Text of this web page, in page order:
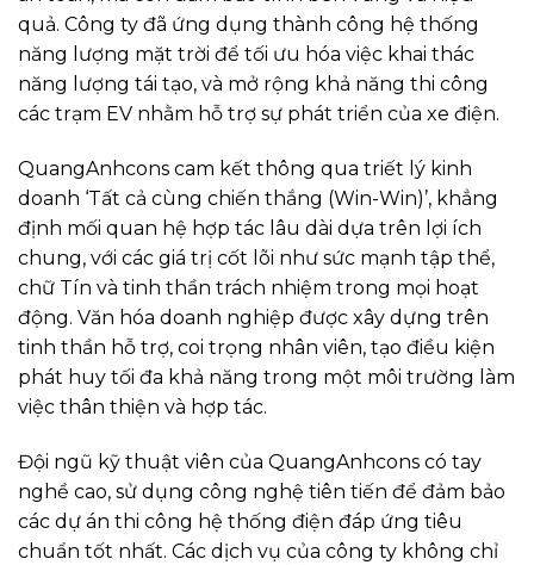
quả. Công ty đã ứng dụng thành công hệ thống
năng lượng mặt trời để tối ưu hóa việc khai thác
năng lượng tái tạo, và mở rộng khả năng thi công
các trạm EV nhằm hỗ trợ sự phát triển của xe điện.
QuangAnhcons cam kết thông qua triết lý kinh
doanh ‘Tất cả cùng chiến thắng (Win-Win)’, khẳng
định mối quan hệ hợp tác lâu dài dựa trên lợi ích
chung, với các giá trị cốt lõi như sức mạnh tập thể,
chữ Tín và tinh thần trách nhiệm trong mọi hoạt
động. Văn hóa doanh nghiệp được xây dựng trên
tinh thần hỗ trợ, coi trọng nhân viên, tạo điều kiện
phát huy tối đa khả năng trong một môi trường làm
việc thân thiện và hợp tác.
Đội ngũ kỹ thuật viên của QuangAnhcons có tay
nghề cao, sử dụng công nghệ tiên tiến để đảm bảo
các dự án thi công hệ thống điện đáp ứng tiêu
chuẩn tốt nhất. Các dịch vụ của công ty không chỉ